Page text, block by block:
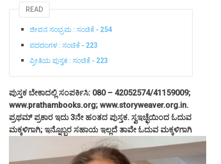
READ
ಜೀವನ ಸಂಭ್ರಮ : ಸಂಚಿಕೆ - 254
ಪದದಂಗಳ : ಸಂಚಿಕೆ - 223
ಪ್ರೀತಿಯ ಪುಸ್ತಕ : ಸಂಚಿಕೆ - 223
ಪುಸ್ತಕ ಬೇಕಾದಲ್ಲಿ ಸಂಪರ್ಕಿಸಿ: 080 – 42052574/41159009;
www.prathambooks.org; www.storyweaver.org.in.
ಪ್ರಥಮ್ ಪ್ರಕಾರ ಇದು 3ನೇ ಹಂತದ ಪುಸ್ತಕ. ಸ್ವಇಚ್ಛೆಯಿಂದ ಓದುವ
ಮಕ್ಕಳಿಗಾಗಿ; ಇನ್ನೊಬ್ಬರ ಸಹಾಯ ಇಲ್ಲದೆ ತಾವೇ ಓದುವ ಮಕ್ಕಳಿಗಾಗಿ